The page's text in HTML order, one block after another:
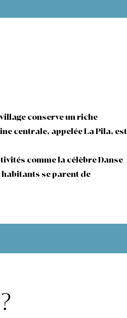
conserve un riche
centrale, appelée La Pila, est
comme la célèbre Danse
se parent de